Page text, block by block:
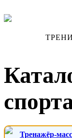
Тренажёр-